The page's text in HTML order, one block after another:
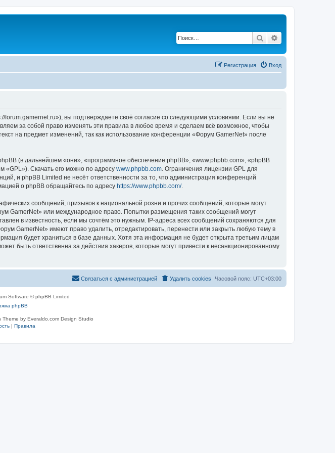
Поиск
Вход
Регистрация
вы подтверждаете своё согласие со следующими условиями. Если вы не
за собой право изменять эти правила в любое время и сделаем всё возможное, чтобы
на предмет изменений, так как использование конференции «Форум GamerNet» после
(в дальнейшем «они», «программное обеспечение phpBB», «www.phpbb.com», «phpBB
«GPL»). Скачать его можно по адресу www.phpbb.com . Ограничения лицензии GPL для
и phpBB Limited не несёт ответственности за то, что администрация конференций
о phpBB обращайтесь по адресу https://www.phpbb.com/.
сообщений, призывов к национальной розни и прочих сообщений, которые могут
GamerNet» или международное право. Попытки размещения таких сообщений могут
в известность, если мы сочтём это нужным. IP-адреса всех сообщений сохраняются для
GamerNet» имеют право удалить, отредактировать, перенести или закрыть любую тему в
будет храниться в базе данных. Хотя эта информация не будет открыта третьим лицам
быть ответственна за действия хакеров, которые могут привести к несанкционированному
Часовой пояс: UTC+03:00
Удалить cookies
Связаться с администрацией
Software © phpBB Limited
phpBB
Theme by Everaldo.com Design Studio
| Правила